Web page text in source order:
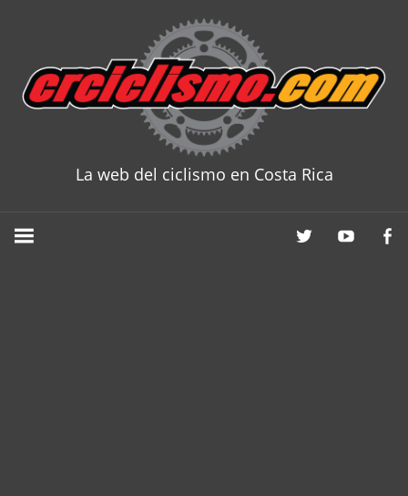
content
La web del ciclismo en Costa Rica